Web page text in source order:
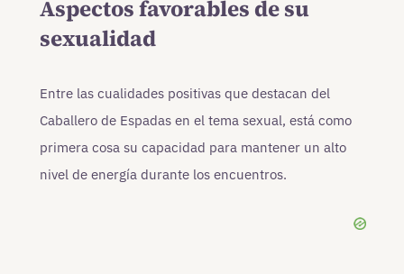
Aspectos favorables de su
sexualidad
Entre las cualidades positivas que destacan del
Caballero de Espadas en el tema sexual, está como
primera cosa su capacidad para mantener un alto
nivel de energía durante los encuentros.